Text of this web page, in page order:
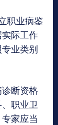
职业病鉴
际工作
业类别
断资格
职业卫
家应当